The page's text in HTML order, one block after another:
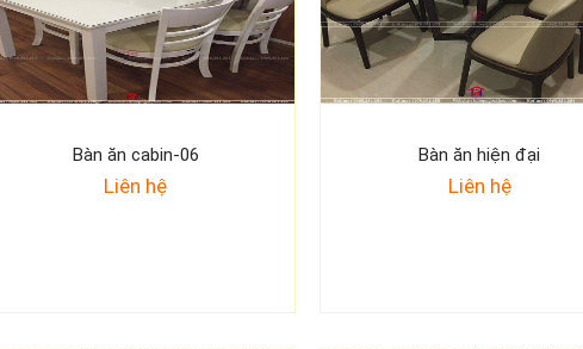
Bàn ăn cabin-06
Liên hệ
Bàn ăn hiện đại
Liên hệ